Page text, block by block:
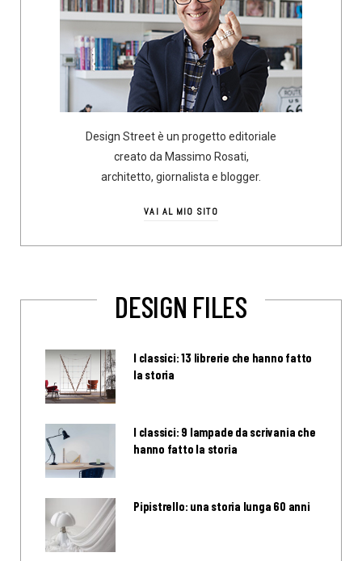
Design Street è un progetto editoriale
creato da Massimo Rosati,
architetto, giornalista e blogger.
VAI AL MIO SITO
DESIGN FILES
I classici: 13 librerie che hanno fatto
la storia
I classici: 9 lampade da scrivania che
hanno fatto la storia
Pipistrello: una storia lunga 60 anni